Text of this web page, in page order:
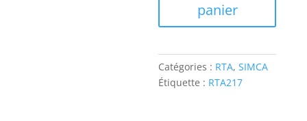
EVOLUTION
PEUGEOT
panier
Catégories : RTA,SIMCA
Étiquette : RTA217